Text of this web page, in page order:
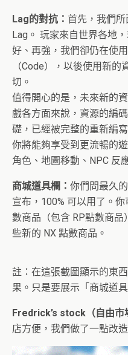
Lag的對抗： 首先，我們
Lag。 玩家來自世界各地
好、再強，我們卻仍在使
（Code），以後使用新
切。
值得開心的是，未來新的
戲各方面來說，資源的編
礎，已經被完整的重新編
你將能夠享受到更流暢的
角色、地圖移動、NPC 反
商城道具欄： 你們問最久
宣布，100% 可以用了。
數商品（包含 RP點數商
些新的 NX 點數商品。
註：在這張截圖顯示的東
果。只是要展示「商城道
Fredrick’s stock（自由市
店方便，我們做了一點改造